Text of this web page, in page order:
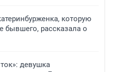
которую
бывшего, рассказала о
девушка